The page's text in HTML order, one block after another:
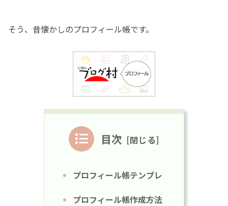
そう、昔懐かしのプロフィール帳です。
目次
プロフィール帳テンプレ
プロフィール帳作成方法